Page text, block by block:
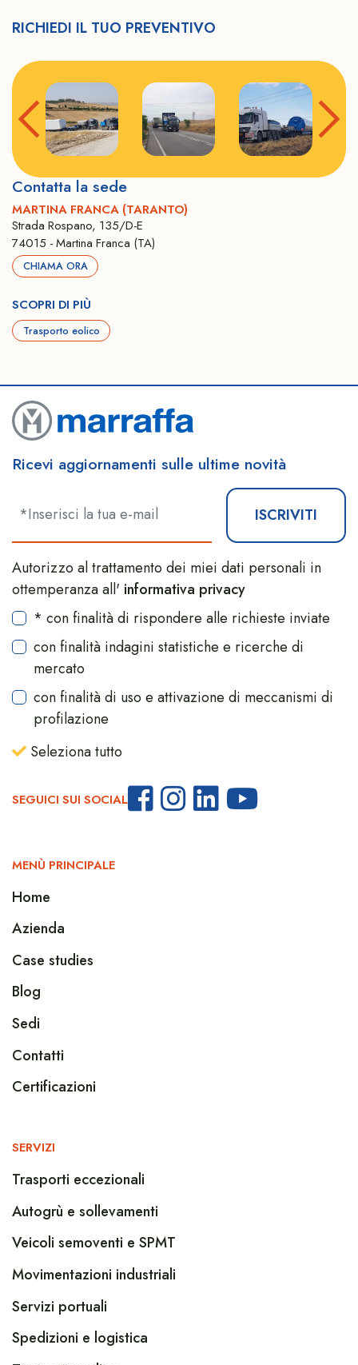
RICHIEDI IL TUO PREVENTIVO
Contatta la sede
MARTINA FRANCA (TARANTO)
Strada Rospano, 135/D-E
74015 - Martina Franca (TA)
CHIAMA ORA
SCOPRI DI PIÙ
Trasporto eolico
Ricevi aggiornamenti sulle ultime novità
ISCRIVITI
Autorizzo al trattamento dei miei dati personali in
ottemperanza all' informativa privacy
* con finalità di rispondere alle richieste inviate
con finalità indagini statistiche e ricerche di
mercato
con finalità di uso e attivazione di meccanismi di
profilazione
Seleziona tutto
SEGUICI SUI SOCIAL
MENÙ PRINCIPALE
Home
Azienda
Case studies
Blog
Sedi
Contatti
Certificazioni
SERVIZI
Trasporti eccezionali
Autogrù e sollevamenti
Veicoli semoventi e SPMT
Movimentazioni industriali
Servizi portuali
Spedizioni e logistica